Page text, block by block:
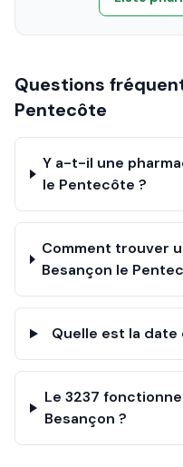
Questions
Pentecôte
Y a-t-il une
le Pentecôte ?
Comment trouver
Besançon le
Quelle est la
Le 3237
Besançon ?